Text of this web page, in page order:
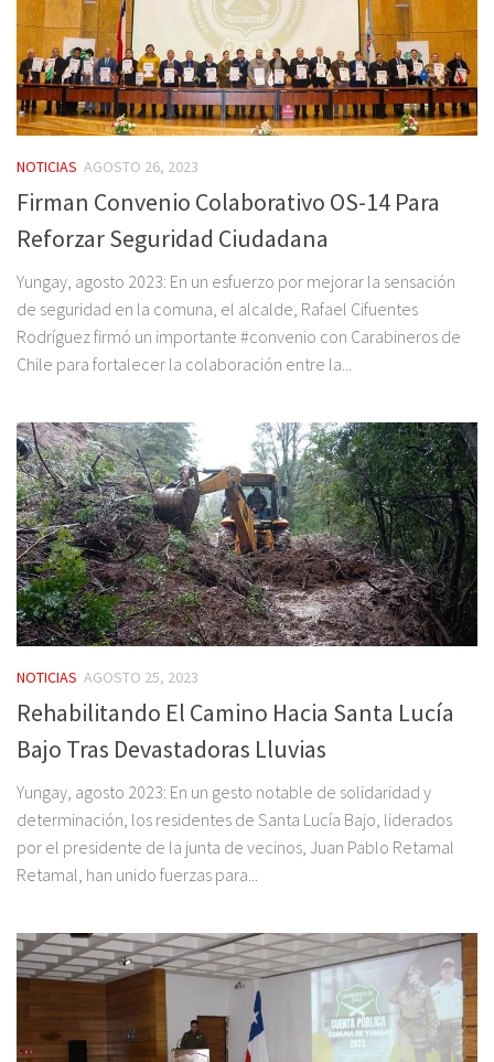
NOTICIAS AGOSTO 26, 2023
Firman Convenio Colaborativo OS-14 Para
Reforzar Seguridad Ciudadana
Yungay, agosto 2023: En un esfuerzo por mejorar la sensación
de seguridad en la comuna, el alcalde, Rafael Cifuentes
Rodríguez firmó un importante #convenio con Carabineros de
Chile para fortalecer la colaboración entre la...
NOTICIAS AGOSTO 25, 2023
Rehabilitando El Camino Hacia Santa Lucía
Bajo Tras Devastadoras Lluvias
Yungay, agosto 2023: En un gesto notable de solidaridad y
determinación, los residentes de Santa Lucía Bajo, liderados
por el presidente de la junta de vecinos, Juan Pablo Retamal
Retamal, han unido fuerzas para...